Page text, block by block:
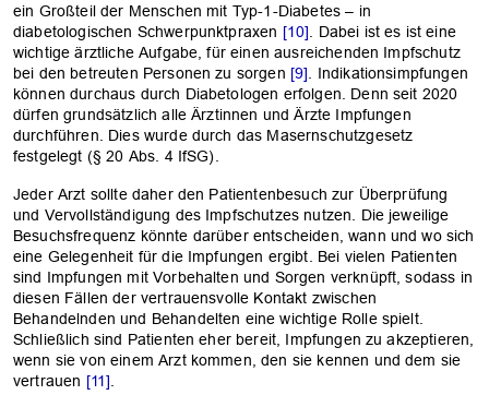
ein Großteil der Menschen mit Typ-1-Diabetes – in
diabetologischen Schwerpunktpraxen [10] . Dabei ist es ist eine
wichtige ärztliche Aufgabe, für einen ausreichenden Impfschutz
bei den betreuten Personen zu sorgen [9] . Indikationsimpfungen
können durchaus durch Diabetologen erfolgen. Denn seit 2020
dürfen grundsätzlich alle Ärztinnen und Ärzte Impfungen
durchführen. Dies wurde durch das Masernschutzgesetz
festgelegt (§ 20 Abs. 4 IfSG).
Jeder Arzt sollte daher den Patientenbesuch zur Überprüfung
und Vervollständigung des Impfschutzes nutzen. Die jeweilige
Besuchsfrequenz könnte darüber entscheiden, wann und wo sich
eine Gelegenheit für die Impfungen ergibt. Bei vielen Patienten
sind Impfungen mit Vorbehalten und Sorgen verknüpft, sodass in
diesen Fällen der vertrauensvolle Kontakt zwischen
Behandelnden und Behandelten eine wichtige Rolle spielt.
Schließlich sind Patienten eher bereit, Impfungen zu akzeptieren,
wenn sie von einem Arzt kommen, den sie kennen und dem sie
vertrauen [11]